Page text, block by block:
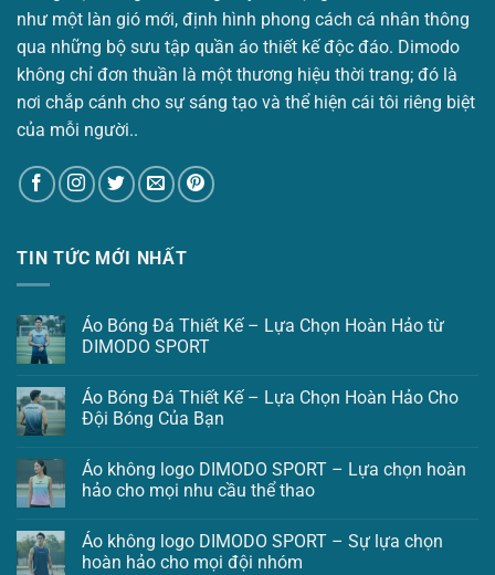
như một làn gió mới, định hình phong cách cá nhân thông
qua những bộ sưu tập quần áo thiết kế độc đáo. Dimodo
không chỉ đơn thuần là một thương hiệu thời trang; đó là
nơi chắp cánh cho sự sáng tạo và thể hiện cái tôi riêng biệt
của mỗi người..
TIN TỨC MỚI NHẤT
Áo Bóng Đá Thiết Kế – Lựa Chọn Hoàn Hảo từ
DIMODO SPORT
Áo Bóng Đá Thiết Kế – Lựa Chọn Hoàn Hảo Cho
Đội Bóng Của Bạn
Áo không logo DIMODO SPORT – Lựa chọn hoàn
hảo cho mọi nhu cầu thể thao
Áo không logo DIMODO SPORT – Sự lựa chọn
hoàn hảo cho mọi đội nhóm